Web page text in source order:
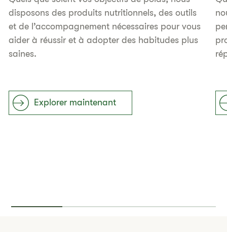
disposons des produits nutritionnels, des outils
et de l’accompagnement nécessaires pour vous
aider à réussir et à adopter des habitudes plus
saines.
Explorer maintenant